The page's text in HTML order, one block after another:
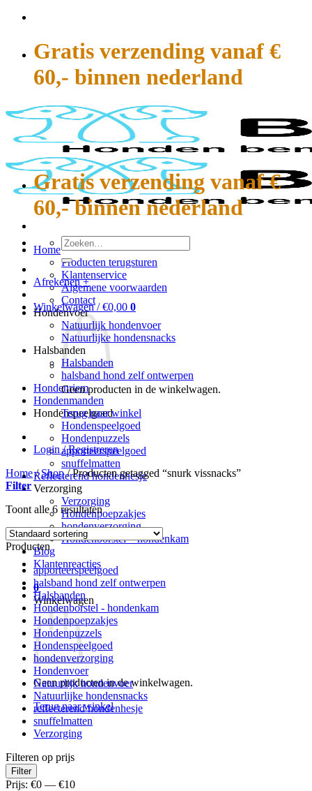
Gratis verzending vanaf €
60,- binnen nederland
Home
Producten terugsturen
Klantenservice
Algemene voorwaarden
Contact
Hondenvoer
Natuurlijk hondenvoer
Natuurlijke hondensnacks
Halsbanden
Halsbanden
halsband hond zelf ontwerpen
Hondenriem
Hondenmanden
Hondenspeelgoed
Hondenspeelgoed
Hondenpuzzels
apporteerspeelgoed
snuffelmatten
Reflecterend hondenhesje
Verzorging
Verzorging
Hondenpoepzakjes
hondenverzorging
Hondenborstel – hondenkam
Blog
Klantenreacties
0
Winkelwagen
Geen producten in de winkelwagen.
Terug naar winkel
Gratis verzending vanaf €
60,- binnen nederland
Zoeken
naar:
Afrekenen +
Winkelwagen /€0,00 0
Geen producten in de winkelwagen.
Terug naar winkel
Login / Registreren
Home / Shop /Producten getagged “snurk vissnacks”
Filter
Toont alle 6 resultaten
Producten
apporteerspeelgoed
halsband hond zelf ontwerpen
Halsbanden
Hondenborstel - hondenkam
Hondenpoepzakjes
Hondenpuzzels
Hondenspeelgoed
hondenverzorging
Hondenvoer
Natuurlijk hondenvoer
Natuurlijke hondensnacks
reflecterend hondenhesje
snuffelmatten
Verzorging
Filteren op prijs
Min.
prijs
Max.
prijs
Filter
Prijs: €0 — €10